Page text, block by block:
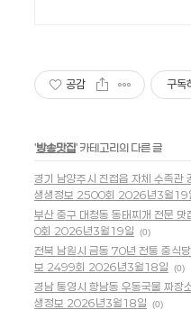
공감 구독
'방송맛집' 카테고리의 다른 글
경기 남양주시 진접읍 자체 수족관
생생정보 2500회 2026년3월19
부산 중구 대청동 동태찌개 전문
0회 2026년3월19일
(0)
전북 남원시 금동 70년 전통 중식
보 2499회 2026년3월18일
(0)
경남 통영시 항남동 우동국물 짜장
생정보 2026년3월18일
(0)